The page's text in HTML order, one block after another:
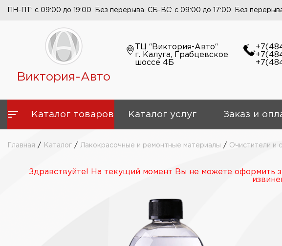
ПН-ПТ: с 09:00 до 19:00. Без перерыва. СБ-ВС: с 09:00 до 17:00. Без
Виктория-Авто
ТЦ “Виктория-Авто“
г. Калуга, Грабцевское
шоссе 4Б
Каталог товаров Каталог услуг Заказ и
Главная / Каталог / Лакокрасочные и ремонтные материалы / Очистители и
Здравствуйте! На текущий момент Вы не можете оформить